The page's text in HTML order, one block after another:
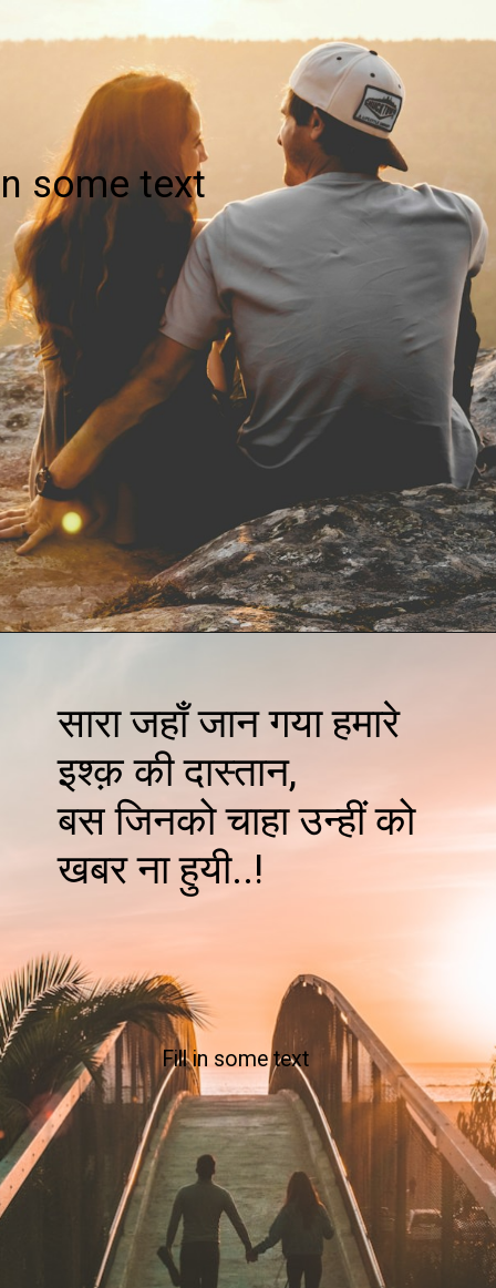
some text
Fill in some text
सारा जहाँ जान गया हमारे
इश्क़ की दास्तान,
बस जिनको चाहा उन्हीं को
खबर ना हुयी..!